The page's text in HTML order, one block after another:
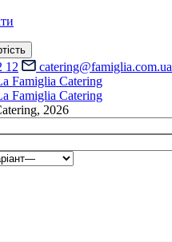
12 catering@famiglia.com.ua
2026